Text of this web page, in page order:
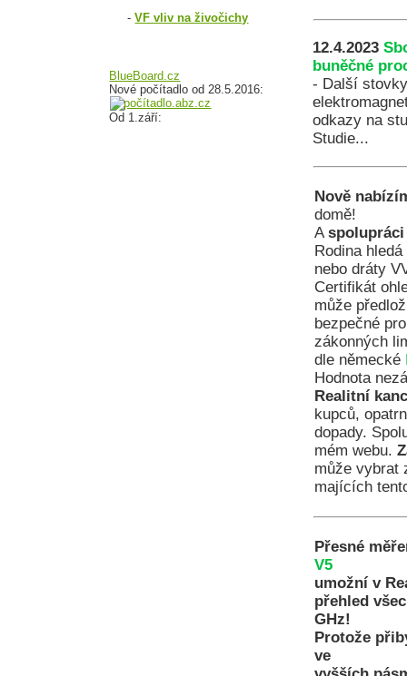
12.4.2023
buněčné
- Další
odkazy na
Studie...
Nově
domě!
A
Rodina
nebo dráty
Certifikát
může
bezpečné
zákonných
dle německé
Hodnota
Realitní
kupců,
dopady.
mém webu.
může vybrat
majících
Přesné
V5
umožní v
přehled
GHz!
Protože
ve
-VF vliv na živočichy
BlueBoard.cz
Nové počítadlo od 28.5.2016:
Od 1.září: